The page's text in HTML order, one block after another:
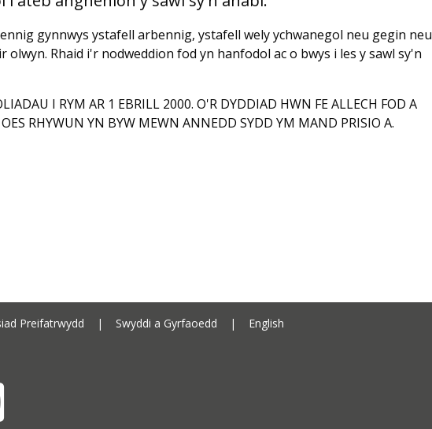
gynnwys ystafell arbennig, ystafell wely ychwanegol neu gegin neu
olwyn. Rhaid i'r nodweddion fod yn hanfodol ac o bwys i les y sawl sy'n
I RYM AR 1 EBRILL 2000. O'R DYDDIAD HWN FE ALLECH FOD A
RHYWUN YN BYW MEWN ANNEDD SYDD YM MAND PRISIO A.
Preifatrwydd | Swyddi a Gyrfaoedd | English
YouTube